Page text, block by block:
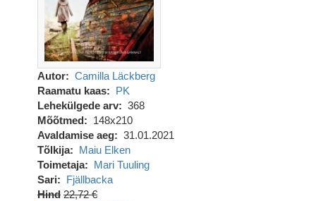
Autor
Camilla Läckberg
Raamatu kaas
PK
Lehekülgede arv
368
Mõõtmed
148x210
Avaldamise aeg
31.01.2021
Tõlkija
Maiu Elken
Toimetaja
Mari Tuuling
Sari
Fjällbacka
Hind 22,72 €